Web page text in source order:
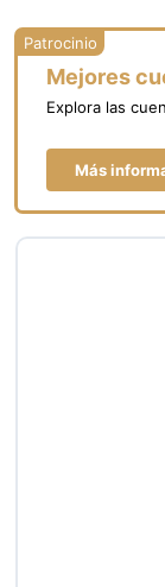
Mejores
Explora las
Más